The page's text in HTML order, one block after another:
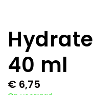
40 ml
€ 6,75